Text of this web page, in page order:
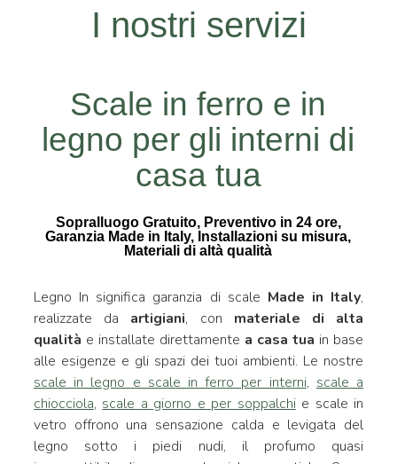
I nostri servizi
Scale in ferro e in
legno per gli interni di
casa tua
Sopralluogo Gratuito, Preventivo in 24 ore,
Garanzia Made in Italy, Installazioni su misura,
Materiali di altà qualità
Legno In significa garanzia di scale Made in Italy,
realizzate da artigiani, con materiale di alta
qualità e installate direttamente a casa tua in base
alle esigenze e gli spazi dei tuoi ambienti. Le nostre
scale in legno e scale in ferro per interni, scale a
chiocciola, scale a giorno e per soppalchie scale in
vetro offrono una sensazione calda e levigata del
legno sotto i piedi nudi, il profumo quasi